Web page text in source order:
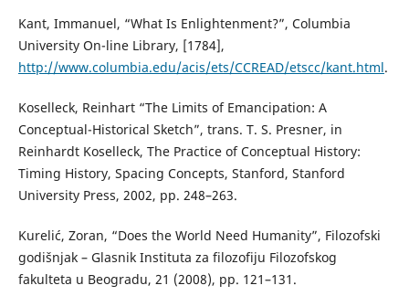
Kant, Immanuel, “What Is Enlightenment?”, Columbia
University On-line Library, [1784],
http://www.columbia.edu/acis/ets/CCREAD/etscc/kant.html.
Koselleck, Reinhart “The Limits of Emancipation: A
Conceptual-Historical Sketch”, trans. T. S. Presner, in
Reinhardt Koselleck, The Practice of Conceptual History:
Timing History, Spacing Concepts, Stanford, Stanford
University Press, 2002, pp. 248–263.
Kurelić, Zoran, “Does the World Need Humanity”, Filozofski
godišnjak – Glasnik Instituta za filozofiju Filozofskog
fakulteta u Beogradu, 21 (2008), pp. 121–131.